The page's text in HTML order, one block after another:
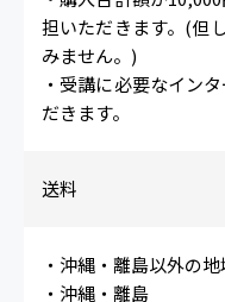
担いただきます。(但
みません。)
・受講に必要なイン
だきます。
送料
・沖縄・離島以外の
・沖縄・離島